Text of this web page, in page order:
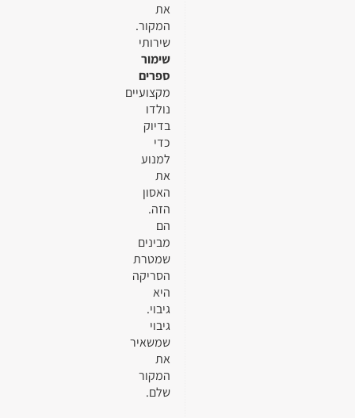
את
המקור.
שירותי
שימור
ספרים
מקצועיים
נולדו
בדיוק
כדי
למנוע
את
האסון
הזה.
הם
מבינים
שמטרת
הסריקה
היא
גיבוי.
גיבוי
שמשאיר
את
המקור
שלם.